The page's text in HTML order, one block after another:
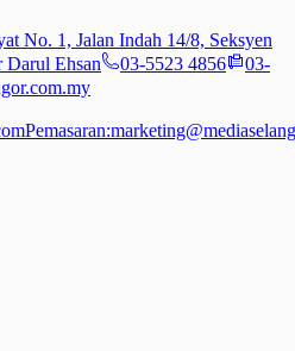
No. 1, Jalan Indah 14/8, Seksyen
Darul Ehsan
03-5523 4856
03-
Pemasaran: